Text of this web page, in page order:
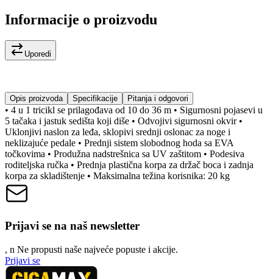
Informacije o proizvodu
Uporedi
Opis proizvoda Specifikacije Pitanja i odgovori
• 4 u 1 tricikl se prilagođava od 10 do 36 m • Sigurnosni pojasevi u
5 tačaka i jastuk sedišta koji diše • Odvojivi sigurnosni okvir •
Uklonjivi naslon za leđa, sklopivi srednji oslonac za noge i
neklizajuće pedale • Prednji sistem slobodnog hoda sa EVA
točkovima • Produžna nadstrešnica sa UV zaštitom • Podesiva
roditeljska ručka • Prednja plastična korpa za držač boca i zadnja
korpa za skladištenje • Maksimalna težina korisnika: 20 kg
Prijavi se na naš newsletter
, n Ne propusti naše najveće popuste i akcije.
Prijavi se